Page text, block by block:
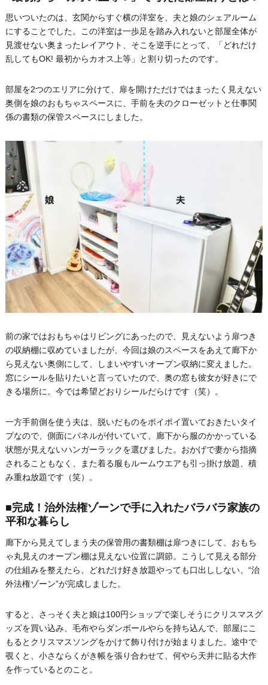
思いついたのは、玄関からすぐ横の洋室を、夫と娘のシェアルーム
にすることでした。この洋室は一歩足を踏み入れないと部屋全体が
見渡せない奥まったレイアウト、そこを逆手にとって、「どれだけ
乱してもOK! 最初からカオス上等」と割り切ったのです。
部屋を2つのエリアに分けて、扉を開けただけではまったく見えない
奥側を娘のおもちゃスペースに、手前を夫のクローゼットと仕事関
係の書類の保管スペースにしました。
前の家ではおもちゃはリビングにあったので、見えないよう扉つき
の収納棚に収めていましたが、今回は娘のスペースをあえて廊下か
ら見えない奥側にして、しまいやすいオープン収納に変えました。
窓にシールを貼りたいと言っていたので、奥の窓も彼女が好きにで
きる場所に。今では希望どおりシールだらけです（笑）。
一方手前側を使う夫は、脱いだものをポイポイ置いておきたいタイ
プなので、側面にパネルが付いていて、廊下から服のかかっている
状態が見えないハンガーラックを選びました。おかげで妻から指摘
されることもなく、また着る服もルームウエアも引っ掛け放題、積
み重ね放題です（笑）。
■完成！治外法権ゾーンで手に入れたバラバラ家族の
平和な暮らし
廊下から見えてしまう夫の保管用の書類棚は扉つきにして、おもち
ゃ丸見えのオープン棚は見えない位置に調節。こうして見える部分
の仕組みを整えたら、どれだけ好き放題やっても口出ししない、“治
外法権ゾーン”が完成しました。
すると、さっそく夫と娘は100円ショップで楽しそうにクリスマスグ
ッズを買い込み、毛布やらダンボールやらを持ち込んで、部屋にこ
もるとクリスマスソングをかけて飾り付けが始まりました。途中で
覗くと、小さならくがき帳を張り合わせて、何やら天井に貼る大作
を作っているとのこと。